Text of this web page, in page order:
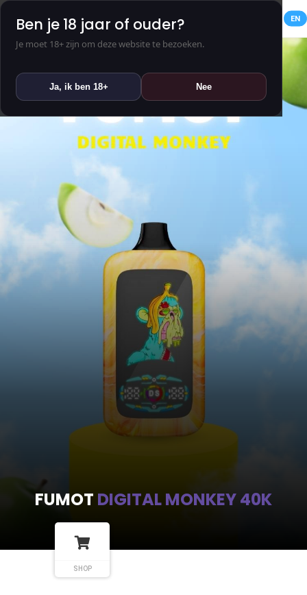
Ben je 18 jaar of ouder?
Je moet 18+ zijn om deze website te bezoeken.
Ja, ik ben 18+ Nee
EN
FUMOT DIGITAL MONKEY 40K
SHOP